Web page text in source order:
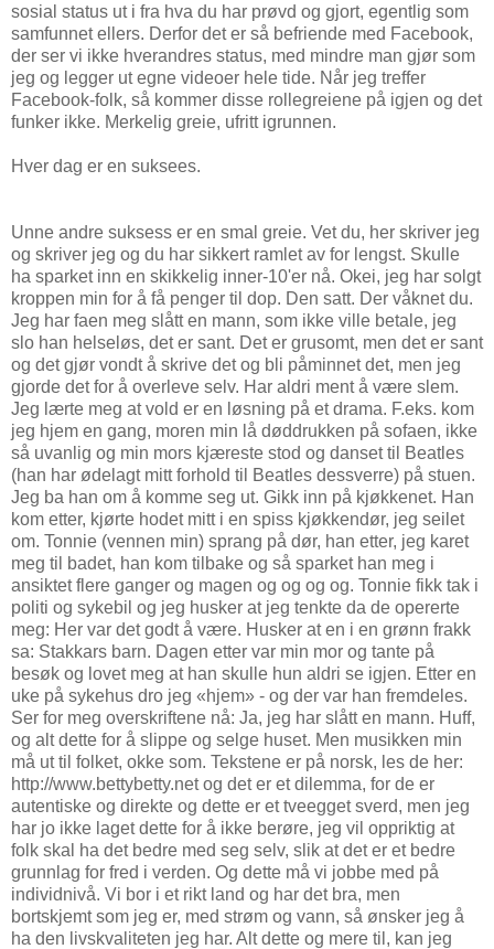
sosial status ut i fra hva du har prøvd og gjort, egentlig som
samfunnet ellers. Derfor det er så befriende med Facebook,
der ser vi ikke hverandres status, med mindre man gjør som
jeg og legger ut egne videoer hele tide. Når jeg treffer
Facebook-folk, så kommer disse rollegreiene på igjen og det
funker ikke. Merkelig greie, ufritt igrunnen.
Hver dag er en suksees.
Unne andre suksess er en smal greie. Vet du, her skriver jeg
og skriver jeg og du har sikkert ramlet av for lengst. Skulle
ha sparket inn en skikkelig inner-10'er nå. Okei, jeg har solgt
kroppen min for å få penger til dop. Den satt. Der våknet du.
Jeg har faen meg slått en mann, som ikke ville betale, jeg
slo han helseløs, det er sant. Det er grusomt, men det er sant
og det gjør vondt å skrive det og bli påminnet det, men jeg
gjorde det for å overleve selv. Har aldri ment å være slem.
Jeg lærte meg at vold er en løsning på et drama. F.eks. kom
jeg hjem en gang, moren min lå døddrukken på sofaen, ikke
så uvanlig og min mors kjæreste stod og danset til Beatles
(han har ødelagt mitt forhold til Beatles dessverre) på stuen.
Jeg ba han om å komme seg ut. Gikk inn på kjøkkenet. Han
kom etter, kjørte hodet mitt i en spiss kjøkkendør, jeg seilet
om. Tonnie (vennen min) sprang på dør, han etter, jeg karet
meg til badet, han kom tilbake og så sparket han meg i
ansiktet flere ganger og magen og og og og. Tonnie fikk tak i
politi og sykebil og jeg husker at jeg tenkte da de opererte
meg: Her var det godt å være. Husker at en i en grønn frakk
sa: Stakkars barn. Dagen etter var min mor og tante på
besøk og lovet meg at han skulle hun aldri se igjen. Etter en
uke på sykehus dro jeg «hjem» - og der var han fremdeles.
Ser for meg overskriftene nå: Ja, jeg har slått en mann. Huff,
og alt dette for å slippe og selge huset. Men musikken min
må ut til folket, okke som. Tekstene er på norsk, les de her:
http://www.bettybetty.net og det er et dilemma, for de er
autentiske og direkte og dette er et tveegget sverd, men jeg
har jo ikke laget dette for å ikke berøre, jeg vil oppriktig at
folk skal ha det bedre med seg selv, slik at det er et bedre
grunnlag for fred i verden. Og dette må vi jobbe med på
individnivå. Vi bor i et rikt land og har det bra, men
bortskjemt som jeg er, med strøm og vann, så ønsker jeg å
ha den livskvaliteten jeg har. Alt dette og mere til, kan jeg